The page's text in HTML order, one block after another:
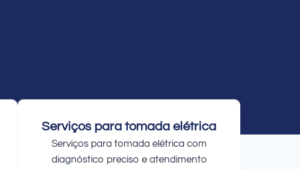
Serviços para tomada elétrica
Serviços para tomada elétrica com
diagnóstico preciso e atendimento